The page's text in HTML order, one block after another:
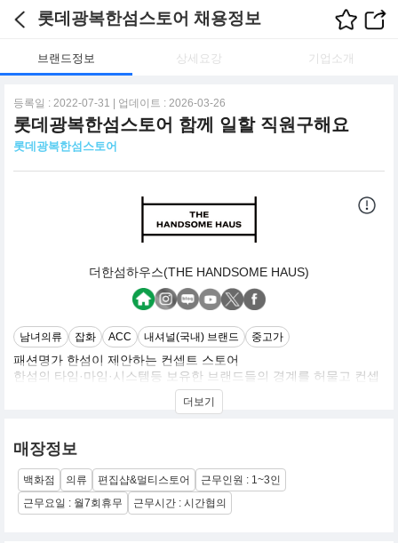
롯데광복한섬스토어 채용정보
브랜드정보 상세요강 기업소개
등록일 : 2022-07-31 | 업데이트 : 2026-03-26
롯데광복한섬스토어 함께 일할 직원구해요
롯데광복한섬스토어
더한섬하우스(THE HANDSOME HAUS)
남녀의류 잡화 ACC 내셔널(국내) 브랜드 중고가
패션명가 한섬이 제안하는 컨셉트 스토어
한섬의 타임·마임·시스템등 보유한 브랜드들의 경계를 허물고 컨셉
에 맞춰 서로 다른 브랜드를 함께 선보이는 매장으로 고객에게 맞춤
형 스타일링과 문화체험 콘텐츠를 제공하는 신개념 유통 채널이다
더보기
매장정보
백화점 의류 편집샵&멀티스토어
근무인원 : 1~3인
근무요일 : 월7회휴무
근무시간 : 시간협의